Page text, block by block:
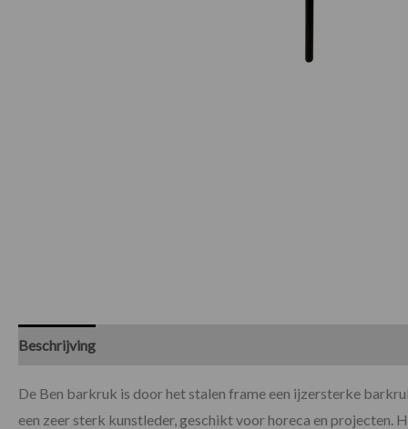
Beschrijving
De Ben barkruk is door het stalen frame een ijzersterke
een zeer sterk kunstleder, geschikt voor horeca en projecten.